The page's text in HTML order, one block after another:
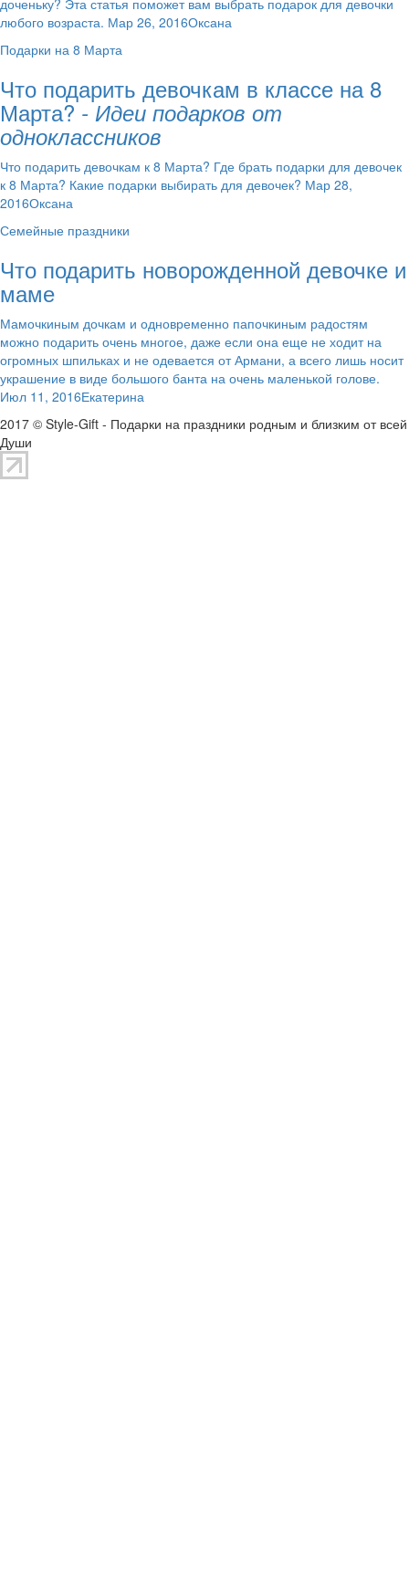
доченьку? Эта статья поможет вам выбрать подарок для девочки
любого возраста. Мар 26, 2016Оксана
Подарки на 8 Марта
Что подарить девочкам в классе на 8
Марта?- Идеи подарков от
одноклассников
Что подарить девочкам к 8 Марта? Где брать подарки для девочек
к 8 Марта? Какие подарки выбирать для девочек? Мар 28,
2016Оксана
Семейные праздники
Что подарить новорожденной девочке и
маме
Мамочкиным дочкам и одновременно папочкиным радостям
можно подарить очень многое, даже если она еще не ходит на
огромных шпильках и не одевается от Армани, а всего лишь носит
украшение в виде большого банта на очень маленькой голове.
Июл 11, 2016Екатерина
2017 © Style-Gift - Подарки на праздники родным и близким от всей
Души